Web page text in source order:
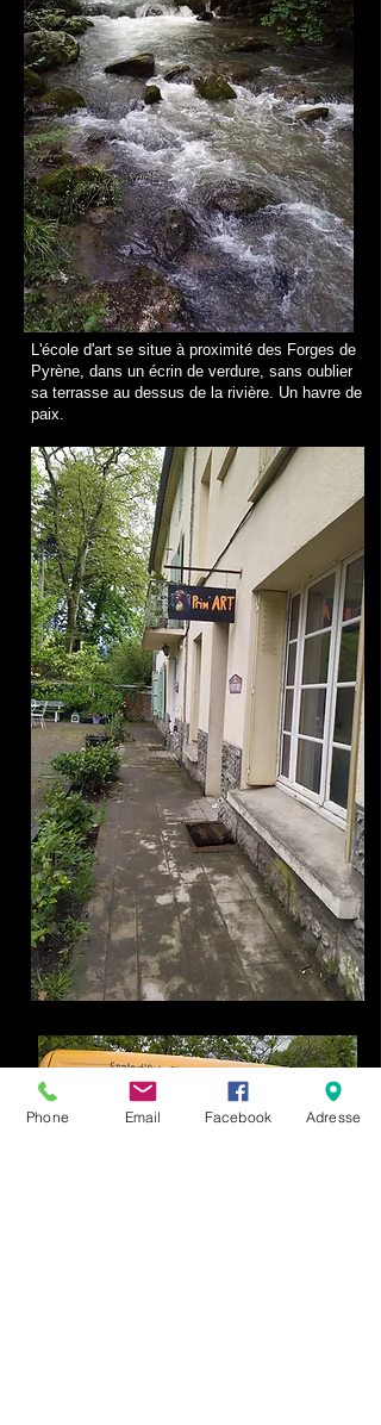
L'école d'art se situe à proximité des Forges de
Pyrène, dans un écrin de verdure, sans oublier
sa terrasse au dessus de la rivière. Un havre de
paix.
Phone Email Facebook Adresse